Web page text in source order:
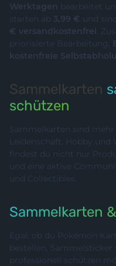
Werktagen bearbeitet
starten ab 3,99 € und
€ versandkostenfrei.
priorisierte Bearbeitung,
kostenfreie
Sammelkarten
schützen
Sammelkarten sind mehr
Leidenschaft, Hobby und
findest du nicht nur
und eine aktive
und Collectibles.
Sammelkarten
Egal, ob du Pokémon
bestellen,
professionell schützen